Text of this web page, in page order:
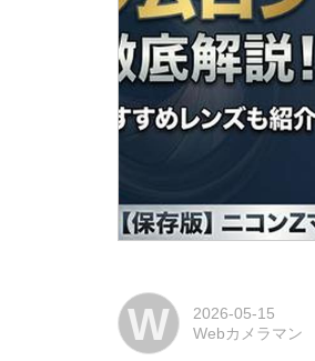
W
2026-05-15
Webカメラマン